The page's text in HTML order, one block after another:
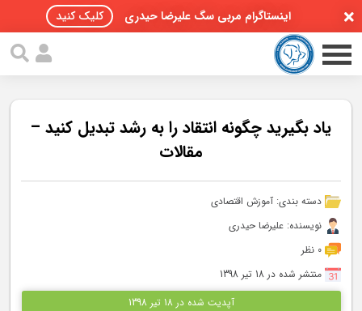
اینستاگرام مربی سگ علیرضا حیدری کلیک کنید
صفحه اصلی
مقالات سگ ها
پادکست سگ ها
سمینار تهران 96
یاد بگیرید چگونه انتقاد را به رشد تبدیل کنید –
مقالات
دسته بندی:آموزش اقتصادی
نویسنده: علیرضا حیدری
0 نظر
منتشر شده در 18 تیر 1398
آپدیت شده در 18 تیر 1398